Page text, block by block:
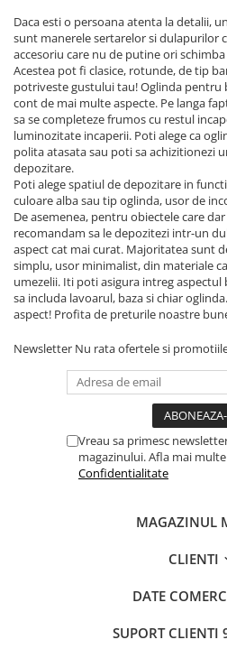
Daca esti o persoana atenta la detalii,
sunt manerele sertarelor si dulapurilor
accesoriu care nu de putine ori
Acestea pot fi clasice, rotunde, de tip
potriveste gustului tau! Oglinda pentru
cont de mai multe aspecte. Pe langa
sa se completeze frumos cu restul
luminozitate incaperii. Poti alege ca
polita atasata sau poti sa achizitionezi
depozitare.
Poti alege spatiul de depozitare in
culoare alba sau tip oglinda, usor de
De asemenea, pentru obiectele care
recomandam sa le depozitezi intr-un
aspect cat mai curat. Majoritatea sunt
simplu, usor minimalist, din materiale
umezelii. Iti poti asigura intreg
sa includa lavoarul, baza si chiar
aspect! Profita de preturile noastre
Newsletter Nu rata ofertele si
Vreau sa primesc
magazinului. Afla mai
Confidentialitate
MAGAZINUL
CLIENTI
DATE
SUPORT CLIENTI